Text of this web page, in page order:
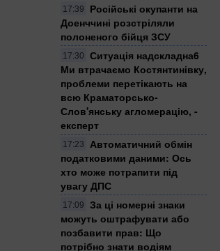
17:39
Російські окупанти на
Доенччині розстріляли
полоненого бійця ЗСУ
17:30
Ситуація надскладна6
Ми втрачаємо Костянтинівку,
проблеми перетікають на
всю Краматорсько-
Слов'янську агломерацію, -
експерт
17:23
Автоматичний обмін
податковими даними: Ось
хто може потрапити під
увагу ДПС
17:09
За ці номерні знаки
можуть оштрафувати або
позбавити прав: Що
потрібно знати водіям